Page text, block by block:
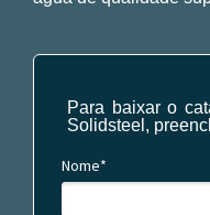
Para baixar o
Solidsteel,
Nome*